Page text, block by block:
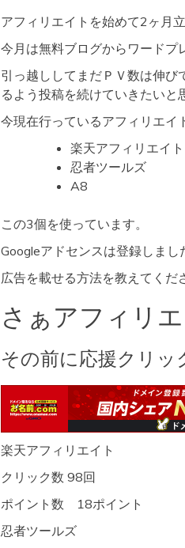
アフィリエイトを始めて2ヶ月立
今月は無料ブログからワードプ
引っ越ししてまだＰＶ数は伸び
るよう投稿を続けていきたいと
今現在行っているアフィリエイ
楽天アフィリエイト
忍者ツールズ
A8
この3個を使っています。
Googleアドセンスは登録しまし
広告を載せる方法を教えてくだ
さぁアフィリ
その前に応援クリッ
楽天アフィリエイト
クリック数 98回
ポイント数 18ポイント
忍者ツールズ